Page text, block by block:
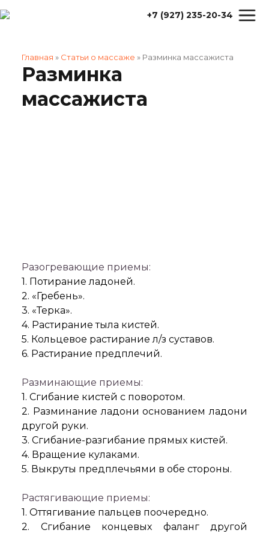
+7 (927) 235-20-34
Главная » Статьи о массаже » Разминка массажиста
Разминка
массажиста
Разогревающие приемы:
1. Потирание ладоней.
2. «Гребень».
3. «Терка».
4. Растирание тыла кистей.
5. Кольцевое растирание л/з суставов.
6. Растирание предплечий.
Разминающие приемы:
1. Сгибание кистей с поворотом.
2. Разминание ладони основанием ладони
другой руки.
3. Сгибание-разгибание прямых кистей.
4. Вращение кулаками.
5. Выкруты предплечьями в обе стороны.
Растягивающие приемы:
1. Оттягивание пальцев поочередно.
2. Сгибание концевых фаланг другой